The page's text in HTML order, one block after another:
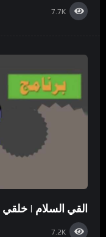
7.7K
القي السلام |
7.2K